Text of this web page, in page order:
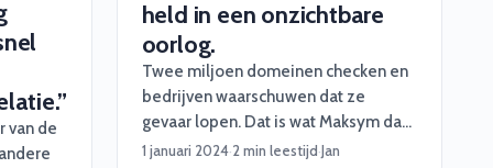
van de
held in een onzichtbare
oorlog.
Twee miljoen domeinen checken en
bedrijven waarschuwen dat ze
gevaar lopen. Dat is wat Maksym dag
in dag uit doet als ethisch hacker.
1 januari 2024·2 min leestijd·Jan